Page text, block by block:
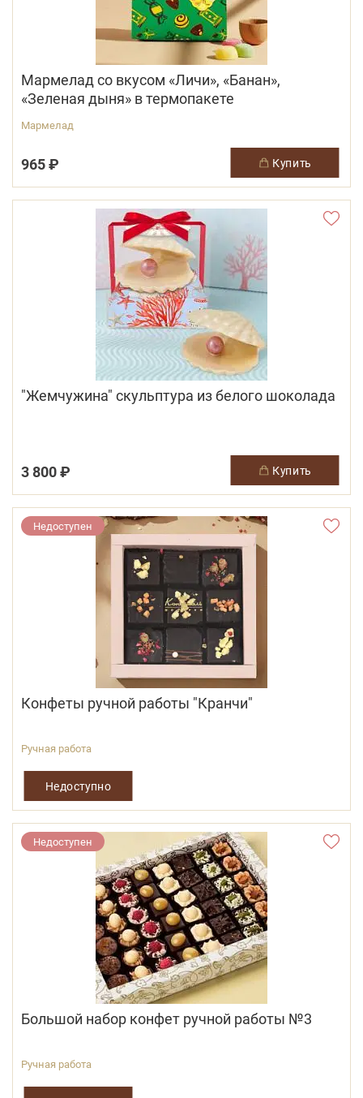
Мармелад со вкусом «Личи», «Банан»,
«Зеленая дыня» в термопакете
Мармелад
965 ₽ купить
"Жемчужина" скульптура из белого шоколада
3 800 ₽ купить
Недоступен
Конфеты ручной работы "Кранчи"
Ручная работа
Недоступно
Недоступен
Большой набор конфет ручной работы №3
Ручная работа